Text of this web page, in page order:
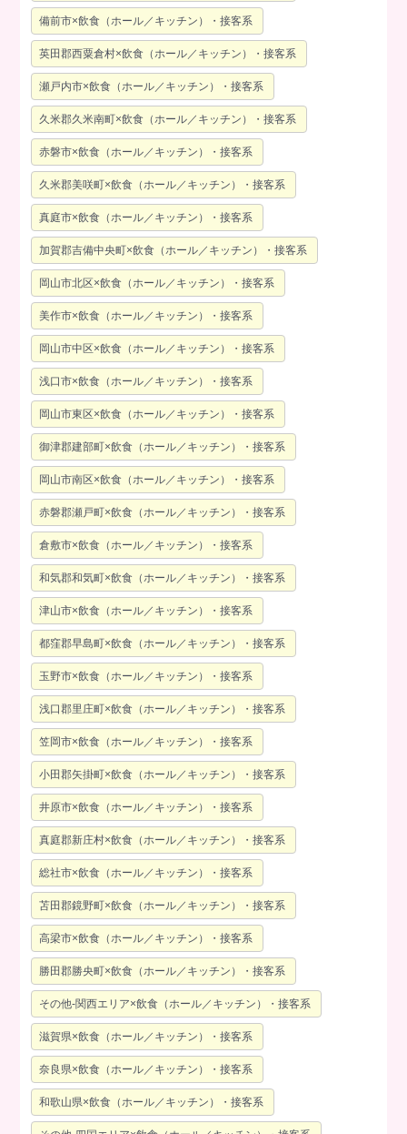
備前市×飲食（ホール／キッチン）・接客系
英田郡西粟倉村×飲食（ホール／キッチン）・接客系
瀬戸内市×飲食（ホール／キッチン）・接客系
久米郡久米南町×飲食（ホール／キッチン）・接客系
赤磐市×飲食（ホール／キッチン）・接客系
久米郡美咲町×飲食（ホール／キッチン）・接客系
真庭市×飲食（ホール／キッチン）・接客系
加賀郡吉備中央町×飲食（ホール／キッチン）・接客系
岡山市北区×飲食（ホール／キッチン）・接客系
美作市×飲食（ホール／キッチン）・接客系
岡山市中区×飲食（ホール／キッチン）・接客系
浅口市×飲食（ホール／キッチン）・接客系
岡山市東区×飲食（ホール／キッチン）・接客系
御津郡建部町×飲食（ホール／キッチン）・接客系
岡山市南区×飲食（ホール／キッチン）・接客系
赤磐郡瀬戸町×飲食（ホール／キッチン）・接客系
倉敷市×飲食（ホール／キッチン）・接客系
和気郡和気町×飲食（ホール／キッチン）・接客系
津山市×飲食（ホール／キッチン）・接客系
都窪郡早島町×飲食（ホール／キッチン）・接客系
玉野市×飲食（ホール／キッチン）・接客系
浅口郡里庄町×飲食（ホール／キッチン）・接客系
笠岡市×飲食（ホール／キッチン）・接客系
小田郡矢掛町×飲食（ホール／キッチン）・接客系
井原市×飲食（ホール／キッチン）・接客系
真庭郡新庄村×飲食（ホール／キッチン）・接客系
総社市×飲食（ホール／キッチン）・接客系
苫田郡鏡野町×飲食（ホール／キッチン）・接客系
高梁市×飲食（ホール／キッチン）・接客系
勝田郡勝央町×飲食（ホール／キッチン）・接客系
その他-関西エリア×飲食（ホール／キッチン）・接客系
滋賀県×飲食（ホール／キッチン）・接客系
奈良県×飲食（ホール／キッチン）・接客系
和歌山県×飲食（ホール／キッチン）・接客系